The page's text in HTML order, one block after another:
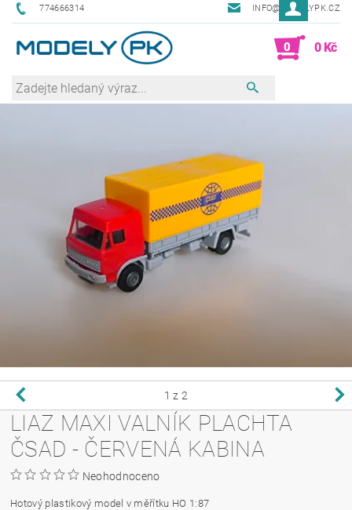
774666314 INFO@MODELYPK.CZ
0 0 Kč
1 z 2
LIAZ MAXI VALNÍK PLACHTA
ČSAD - ČERVENÁ KABINA
Neohodnoceno
Hotový plastikový model v měřítku HO 1:87